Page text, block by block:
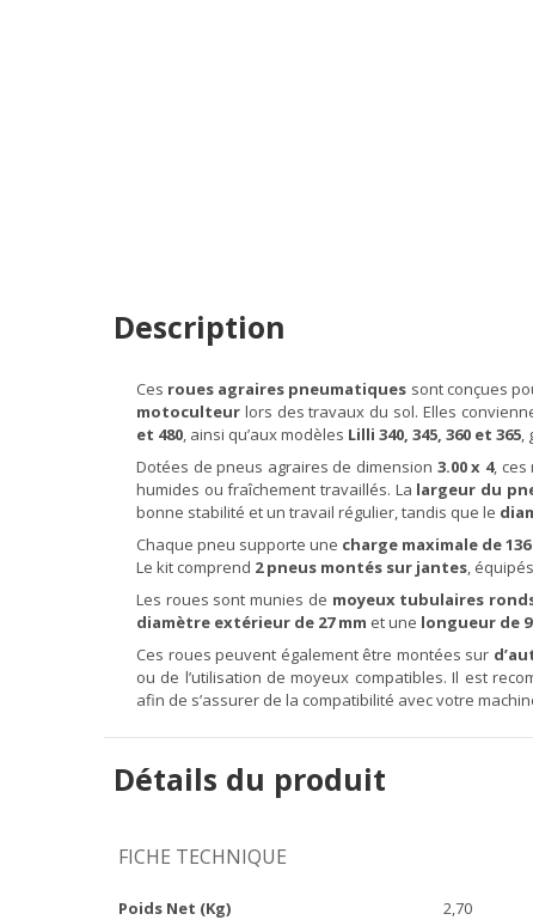
Description
Ces roues agraires pneumatiques sont conçues
motoculteur lors des travaux du sol. Elles
et 480, ainsi qu’aux modèles Lilli 340, 345, 360 et 365,
Dotées de pneus agraires de dimension 3.00 x 4, ces
humides ou fraîchement travaillés. La largeur du
bonne stabilité et un travail régulier, tandis que le
Chaque pneu supporte une charge maximale de
Le kit comprend 2 pneus montés sur jantes,
Les roues sont munies de moyeux tubulaires
diamètre extérieur de 27 mm et une longueur de
Ces roues peuvent également être montées sur
ou de l’utilisation de moyeux compatibles. Il est
afin de s’assurer de la compatibilité avec votre
Détails du produit
FICHE TECHNIQUE
Poids Net (Kg) 2,70